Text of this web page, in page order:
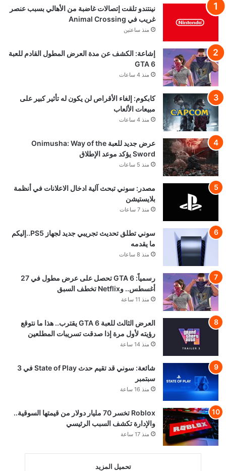
نينتندو تلقت إتصالات غاضبة من الأهالي بسبب عنصر
غريب في Animal Crossing
منذ ساعتين
إشاعة: الكشف عن مدة العرض المطول القادم للعبة
GTA 6
منذ 4 ساعات
كابكوم: إلغاء الأقراص لن يكون له تأثير كبير على
مبيعات الألعاب
منذ 4 ساعات
عرض جديد للعبة Onimusha: Way of the
Sword يؤكد موعد الإطلاق
منذ 5 ساعات
مصدر: سوني تبحث آلية ادخال الاعلانات في أنظمة
بلايستيشن
منذ 7 ساعات
سوني تطلق تحديث تجريبي جديد لجهاز PS5..إليكم
ما يقدمه
منذ 8 ساعات
رسمياً: GTA 6 تحصل على عرض مطول في 27
أغسطس.. وNetflix تخطف السبق
منذ 11 ساعة
العرض الثالث للعبة GTA 6 يقترب.. هذا ما نتوقع
رؤيته لأول مرة إذا صدقت تسريبات المطلعين
منذ 14 ساعة
شائعة: سوني قد تقيم حدث State of Play في 3
سبتمبر
منذ 16 ساعة
Roblox تخسر 70 مليار دولار من قيمتها السوقية..
والإدارة تكشف السبب الرئيسي
منذ 17 ساعة
تحميل المزيد